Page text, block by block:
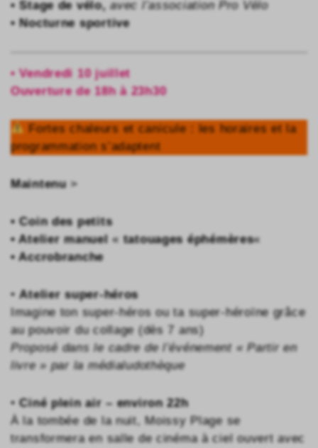
• Stage de vélo, avec l’association Pro Vélo
• Nocturne sportive
• Vendredi 10 juillet
Ouverture de 18h à 23h30
Fortes chaleurs et canicule : les horaires et la
programmation s’adaptent
Maintenu >
• Coin des petits
• Atelier manuel «tatouages éphémères«
• Accrobranche
•Atelier super-héros
Imagine ton super-héros ou ta super-héroïne grâce
au pouvoir du collage (dès 7 ans)
Proposé dans le cadre de l’événement « Partir en
livre » par la médialudothèque
•Ciné plein air – environ 22h
À la tombée de la nuit, Moissy Plage se
transformera en salle de cinéma à ciel ouvert avec